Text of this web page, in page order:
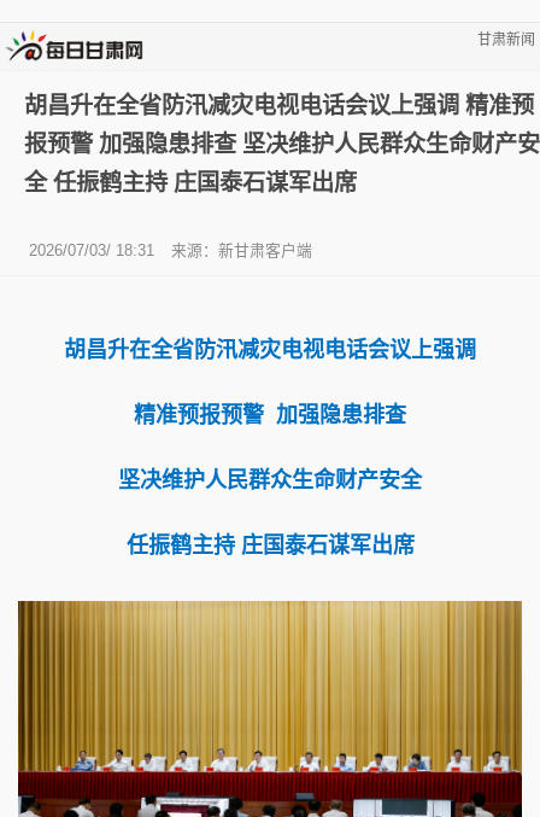
甘肃新闻
胡昌升在全省防汛减灾电视电话会议上强调 精准预
报预警 加强隐患排查 坚决维护人民群众生命财产安
全 任振鹤主持 庄国泰石谋军出席
2026/07/03/ 18:31 来源：新甘肃客户端
胡昌升在全省防汛减灾电视电话会议上强调
精准预报预警 加强隐患排查
坚决维护人民群众生命财产安全
任振鹤主持 庄国泰石谋军出席